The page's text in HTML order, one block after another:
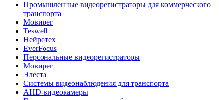
Промышленные видеорегистраторы для коммерческого
транспорта
Мовирег
Teswell
Нейротех
EverFocus
Персональные видеорегистраторы
Мовирег
Элеста
Системы видеонаблюдения для транспорта
AHD-видеокамеры